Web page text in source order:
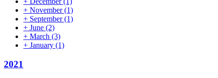
+ November(1)
+ September(1)
+ June (2)
+ March (3)
+ January (1)
2021